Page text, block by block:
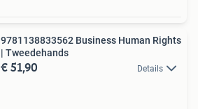
9781138833562 Business Human Rights
| Tweedehands
€ 51,90 Details